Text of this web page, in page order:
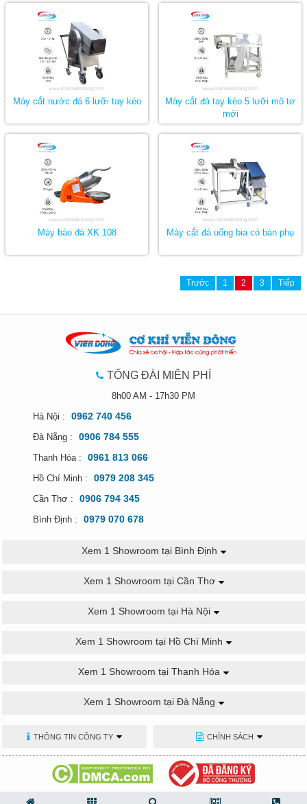
Máy cắt nước đá 6 lưỡi tay kéo
Máy cắt đá tay kéo 5 lưỡi mô tơ
mới
Máy bào đá XK 108 Máy cắt đá uống bia có bàn phụ
Trước 1 2 3 Tiếp
TỔNG ĐÀI MIỄN PHÍ
8h00 AM - 17h30 PM
Hà Nội :
0962 740 456
Đà Nẵng : 0906 784 555
Thanh Hóa : 0961 813 066
Hồ Chí Minh : 0979 208 345
Cần Thơ : 0906 794 345
Bình Định : 0979 070 678
Xem 1 Showroom tại Bình Định
Xem 1 Showroom tại Cần Thơ
Xem 1 Showroom tại Hà Nội
Xem 1 Showroom tại Hồ Chí Minh
Xem 1 Showroom tại Thanh Hóa
Xem 1 Showroom tại Đà Nẵng
THÔNG TIN CÔNG TY CHÍNH SÁCH